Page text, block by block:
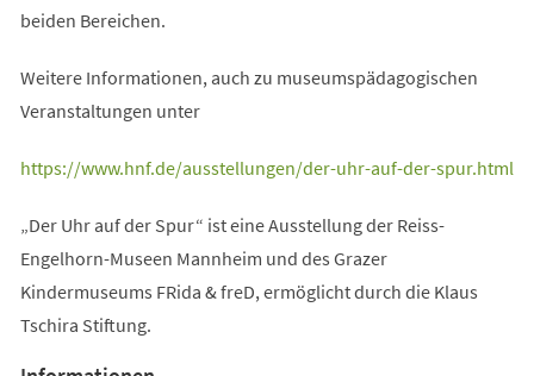
beiden Bereichen.
Weitere Informationen, auch zu museumspädagogischen
Veranstaltungen unter
https://www.hnf.de/ausstellungen/der-uhr-auf-der-spur.html
(Öffnet
einem
neuen
Tab)
„Der Uhr auf der Spur“ ist eine Ausstellung der Reiss-
Engelhorn-Museen Mannheim und des Grazer
Kindermuseums FRida & freD, ermöglicht durch die Klaus
Tschira Stiftung.